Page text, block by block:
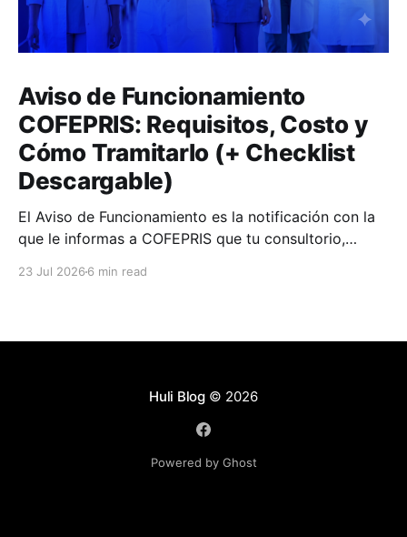
Aviso de Funcionamiento
COFEPRIS: Requisitos, Costo y
Cómo Tramitarlo (+ Checklist
Descargable)
El Aviso de Funcionamiento es la notificación con la
que le informas a COFEPRIS que tu consultorio,
23 Jul 2026 6 min read
Huli Blog© 2026
Powered by Ghost